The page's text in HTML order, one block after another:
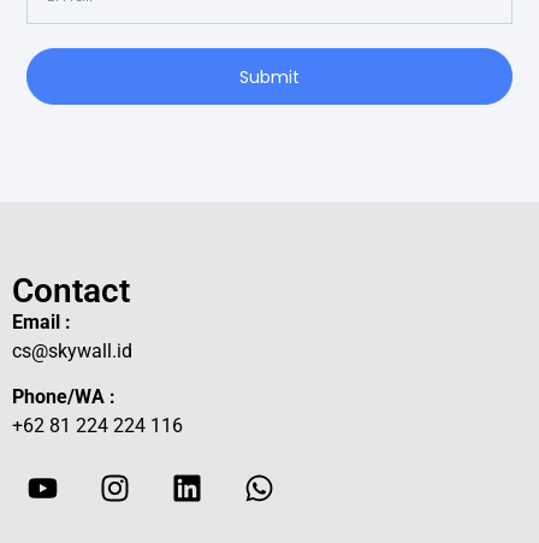
Submit
Contact
Email :
cs@skywall.id
Phone/WA :
+62 81 224 224 116